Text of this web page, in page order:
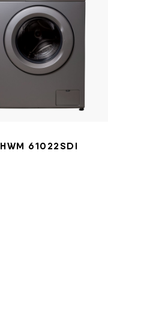
HWM 61022SDI